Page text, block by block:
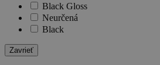
Black Gloss
Neurčená
Black
Zavrieť